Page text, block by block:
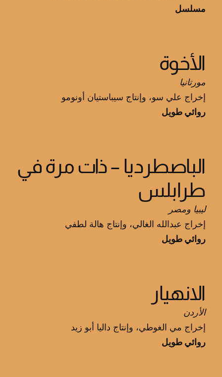
مسلسل
الأخوة
مورتانيا
إخراج علي سو، وإنتاج سيباستيان أونومو
روائي طويل
الباصطرديا – ذات مرة في
طرابلس
ليبيا ومصر
إخراج عبدالله الغالي، وإنتاج هالة لطفي
روائي طويل
الانهيار
الأردن
إخراج مي الغوطي، وإنتاج داليا أبو زيد
روائي طويل